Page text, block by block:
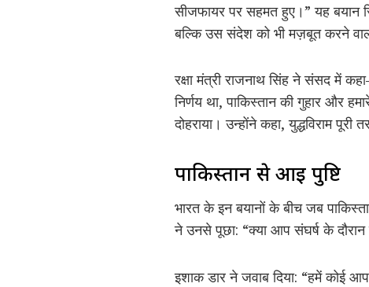
सीजफायर पर सहमत हुए।” यह बयान
बल्कि उस संदेश को भी मज़बूत करने
रक्षा मंत्री राजनाथ सिंह ने संसद में
निर्णय था, पाकिस्तान की गुहार और
दोहराया। उन्होंने कहा, युद्धविराम पूरी
पाकिस्तान से आई पुष्टि
भारत के इन बयानों के बीच जब
ने उनसे पूछा: “क्या आप संघर्ष के
इशाक डार ने जवाब दिया: “हमें कोई